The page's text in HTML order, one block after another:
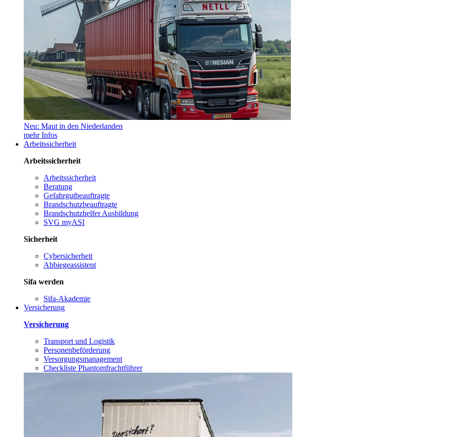
Neu: Maut in den Niederlanden
mehr Infos
Arbeitssicherheit
Arbeitssicherheit
Arbeitssicherheit
Beratung
Gefahrgutbeauftragte
Brandschutzbeauftragte
Brandschutzhelfer Ausbildung
SVG myASI
Sicherheit
Cybersicherheit
Abbiegeassistent
Sifa werden
Sifa-Akademie
Versicherung
Versicherung
Transport und Logistik
Personenbeförderung
Versorgungsmanagement
Checkliste Phantomfrachtführer